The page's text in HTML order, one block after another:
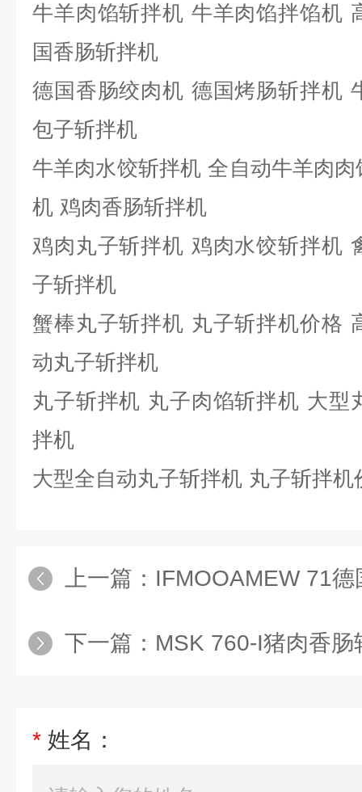
牛羊肉馅斩拌机 牛羊肉馅拌馅机
国香肠斩拌机
德国香肠绞肉机 德国烤肠斩拌机
包子斩拌机
牛羊肉水饺斩拌机 全自动牛羊肉
机 鸡肉香肠斩拌机
鸡肉丸子斩拌机 鸡肉水饺斩拌机
子斩拌机
蟹棒丸子斩拌机 丸子斩拌机价格
动丸子斩拌机
丸子斩拌机 丸子肉馅斩拌机 大型
拌机
大型全自动丸子斩拌机 丸子斩拌机
上一篇： IFMOOAMEW 71德国超市
下一篇： MSK 760-I猪肉香肠
* 姓名：